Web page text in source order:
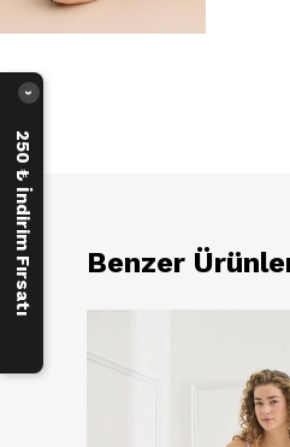
Benzer
250 ₺ İndirim Fırsatı
›